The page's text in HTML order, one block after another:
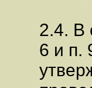
2.4. В
6 и п.